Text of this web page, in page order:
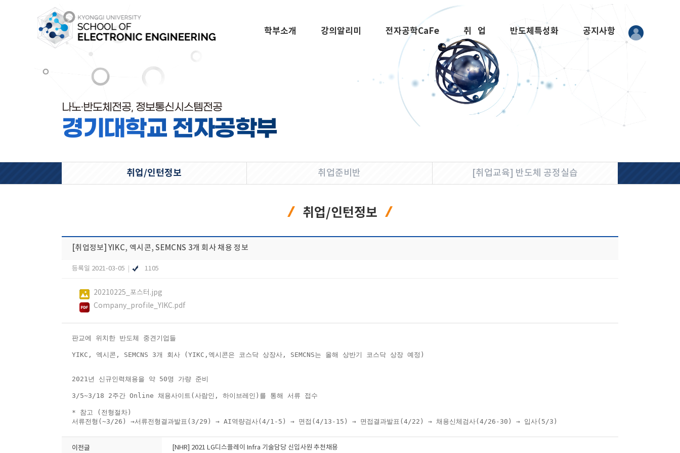
학부소개 강의알리미 전자공학CaFe 취 업 반도체특성화 공지사항
나노·반도체전공, 정보통신시스템전공
경기대학교 전자공학부
취업/인턴정보 취업준비반 [취업교육] 반도체 공정실습
취업/인턴정보
[취업정보] YIKC, 엑시콘, SEMCNS 3개 회사 채용 정보
등록일 2021-03-05 1105
20210225_포스터.jpg
Company_profile_YIKC.pdf
판교에 위치한 반도체 중견기업들
YIKC, 엑시콘, SEMCNS 3개 회사 (YIKC,엑시콘은 코스닥 상장사, SEMCNS는 올해 상반기 코스닥 상장 예정)​
2021년 신규인력채용을 약 50명 가량 준비
3/5~3/18 2주간 Online 채용사이트(사람인, 하이브레인)를 통해 서류 접수
* 참고 (전형절차)
서류전형(~3/26) →서류전형결과발표(3/29) → AI역량검사(4/1-5) → 면접(4/13-15) → 면접결과발표(4/22) → 채용신체검사(4/26-30) → 입사(5/3)​
이전글 [NHR] 2021 LG디스플레이 Infra 기술담당 신입사원 추천채용